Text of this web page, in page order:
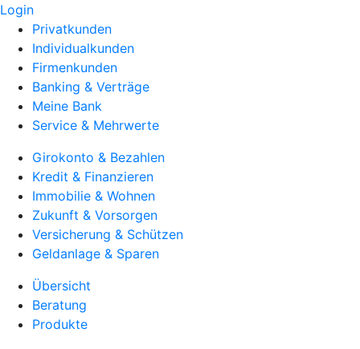
Login
Privatkunden
Individualkunden
Firmenkunden
Banking & Verträge
Meine Bank
Service & Mehrwerte
Girokonto & Bezahlen
Kredit & Finanzieren
Immobilie & Wohnen
Zukunft & Vorsorgen
Versicherung & Schützen
Geldanlage & Sparen
Übersicht
Beratung
Produkte